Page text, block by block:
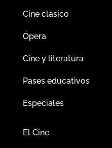
Cine clásico
Ópera
Cine y literatura
Pases educativos
Especiales
El Cine